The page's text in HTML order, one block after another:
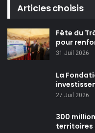
Articles choisis
Fête du
pour
31 Juil 2026
La
27 Juil 2026
300
territoires